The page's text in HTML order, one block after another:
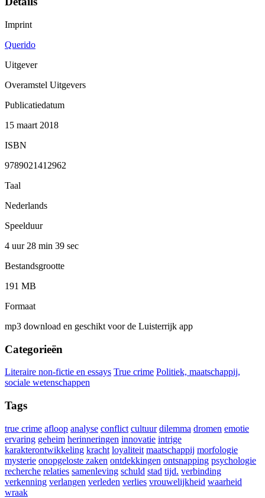
Imprint
Querido
Uitgever
Overamstel Uitgevers
Publicatiedatum
15 maart 2018
ISBN
9789021412962
Taal
Nederlands
Speelduur
4 uur 28 min 39 sec
Bestandsgrootte
191 MB
Formaat
mp3 download en geschikt voor de Luisterrijk app
Categorieën
Literaire non-fictie en essays True crime Politiek, maatschappij,
sociale wetenschappen
Tags
true crime afloop analyse conflict cultuur dilemma dromen emotie
ervaring geheim herinneringen innovatie intrige
karakterontwikkeling kracht loyaliteit maatschappij morfologie
mysterie onopgeloste zaken ontdekkingen ontsnapping psychologie
recherche relaties samenleving schuld stad tijd. verbinding
verkenning verlangen verleden verlies vrouwelijkheid waarheid
wraak